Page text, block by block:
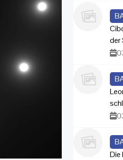
der
Die